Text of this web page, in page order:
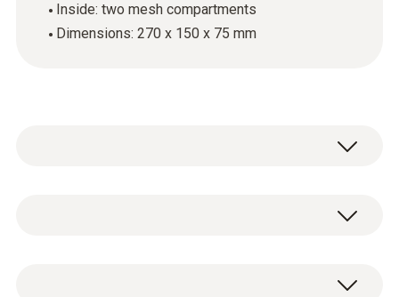
Inside: two mesh compartments
Dimensions: 270 x 150 x 75 mm
Transport bag (without measuring instrument